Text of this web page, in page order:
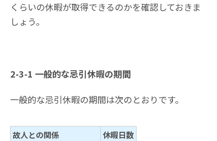
くらいの休暇が取得できるのかを確認しておきま
しょう。
2-3-1 一般的な忌引休暇の期間
一般的な忌引休暇の期間は次のとおりです。
故人との関係
休暇日数